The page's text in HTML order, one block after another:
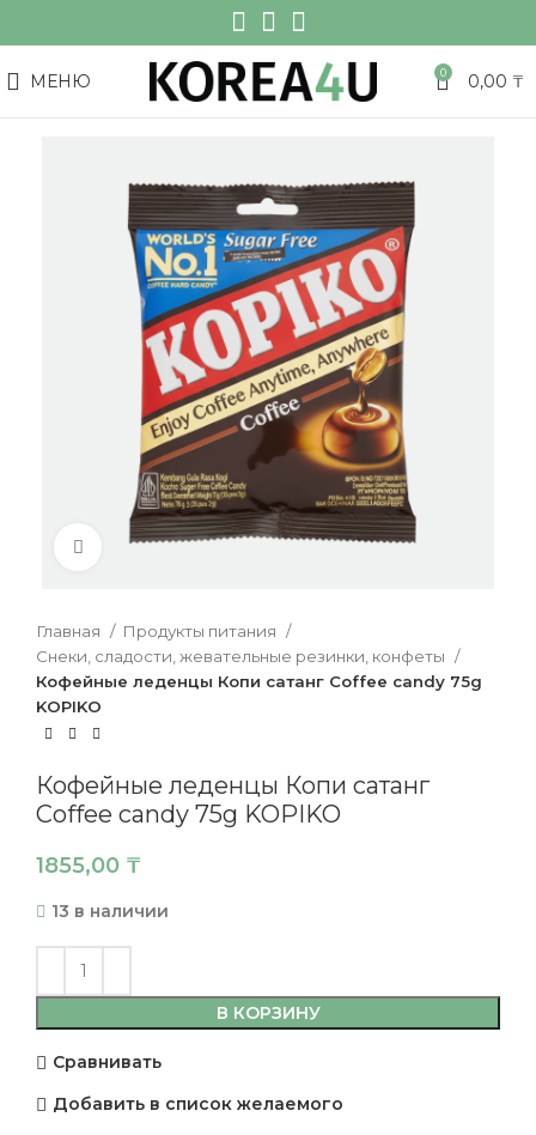
МЕНЮ 0 0,00 ₸
Нажмите, чтобы увеличить
Главная
Продукты питания
Снеки, сладости, жевательные резинки, конфеты
Кофейные леденцы Копи сатанг Coffee candy 75g
KOPIKO
Кофейные леденцы Копи сатанг
Coffee candy 75g KOPIKO
1855,00 ₸
13 в наличии
В КОРЗИНУ
Сравнивать
Добавить в список желаемого